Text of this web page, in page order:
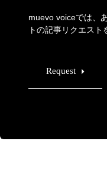
muevo voiceでは、
トの記事リクエスト
Request